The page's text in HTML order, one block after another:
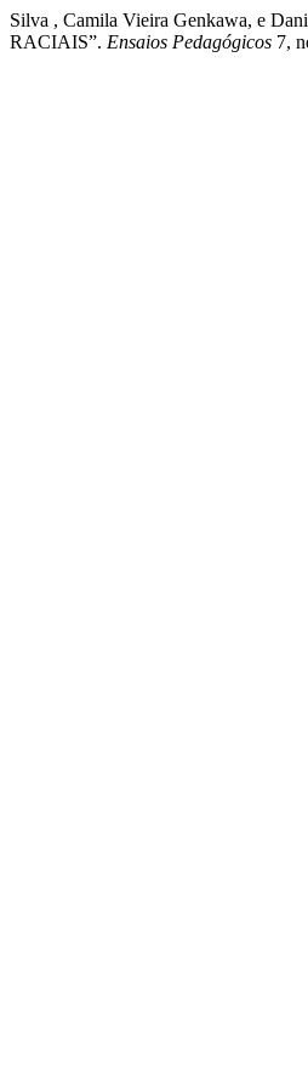
Silva , Camila Vieira Genkawa, e
RACIAIS”. Ensaios Pedagógicos 7,